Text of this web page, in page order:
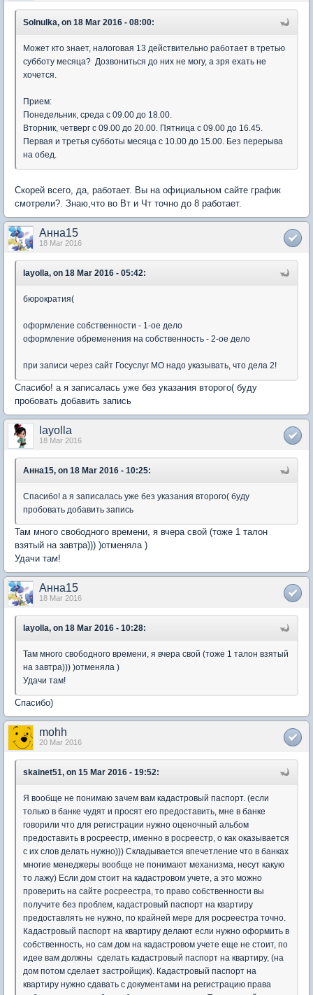
Solnulka, on 18 Mar 2016 - 08:00:
Может кто знает, налоговая 13 действительно работает в третью
субботу месяца? Дозвониться до них не могу, а зря ехать не
хочется.
Прием:
Понедельник, среда с 09.00 до 18.00.
Вторник, четверг с 09.00 до 20.00. Пятница с 09.00 до 16.45.
Первая и третья субботы месяца с 10.00 до 15.00. Без перерыва
на обед.
Скорей всего, да, работает. Вы на официальном сайте график
смотрели?. Знаю,что во Вт и Чт точно до 8 работает.
Анна15
18 Mar 2016
layolla, on 18 Mar 2016 - 05:42:
бюрократия(
оформление собственности - 1-ое дело
оформление обременения на собственность - 2-ое дело
при записи через сайт Госуслуг МО надо указывать, что дела 2!
Спасибо! а я записалась уже без указания второго( буду
пробовать добавить запись
layolla
18 Mar 2016
Анна15, on 18 Mar 2016 - 10:25:
Спасибо! а я записалась уже без указания второго( буду
пробовать добавить запись
Там много свободного времени, я вчера свой (тоже 1 талон
взятый на завтра))) )отменяла )
Удачи там!
Анна15
18 Mar 2016
layolla, on 18 Mar 2016 - 10:28:
Там много свободного времени, я вчера свой (тоже 1 талон взятый
на завтра))) )отменяла )
Удачи там!
Спасибо)
mohh
20 Mar 2016
skainet51, on 15 Mar 2016 - 19:52:
Я вообще не понимаю зачем вам кадастровый паспорт. (если
только в банке чудят и просят его предоставить, мне в банке
говорили что для регистрации нужно оценочный альбом
предоставить в росреестр, именно в росреестр, о как оказывается
с их слов делать нужно))) Складывается впечетление что в банках
многие менеджеры вообще не понимают механизма, несут какую
то лажу) Если дом стоит на кадастровом учете, а это можно
проверить на сайте росреестра, то право собственности вы
получите без проблем, кадастровый паспорт на квартиру
предоставлять не нужно, по крайней мере для росреестра точно.
Кадастровый паспорт на квартиру делают если нужно оформить в
собственность, но сам дом на кадастровом учете еще не стоит, по
идее вам должны сделать кадастровый паспорт на квартиру, (на
дом потом сделает застройщик). Кадастровый паспорт на
квартиру нужно сдавать с документами на регистрацию права